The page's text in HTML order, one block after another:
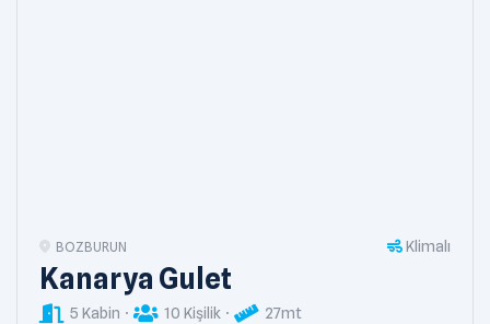
BOZBURUN Klimalı
Kanarya Gulet
5 Kabin 10 Kişilik 27mt